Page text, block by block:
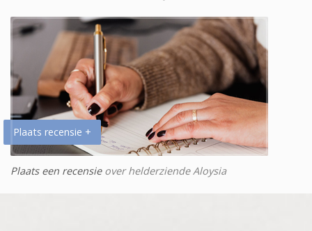
Plaats recensie +
Plaats een recensieover helderziende Aloysia